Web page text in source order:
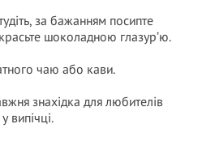
за бажанням посипте
шоколадною глазур’ю.
чаю або кави.
знахідка для любителів
випічці.